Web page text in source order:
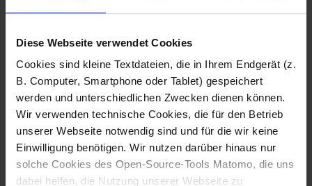
Diese Webseite verwendet Cookies
Cookies sind kleine Textdateien, die in Ihrem Endgerät (z.
B. Computer, Smartphone oder Tablet) gespeichert
werden und unterschiedlichen Zwecken dienen können.
Wir verwenden technische Cookies, die für den Betrieb
unserer Webseite notwendig sind und für die wir keine
Einwilligung benötigen. Wir nutzen darüber hinaus nur
solche Cookies des Open-Source-Tools Matomo, die uns
dabei helfen, die Nutzung unserer Webseite zu
Fotografo: Lorenz
Sternbach
Download
Fotografo: Lorenz
Sternbach
Download